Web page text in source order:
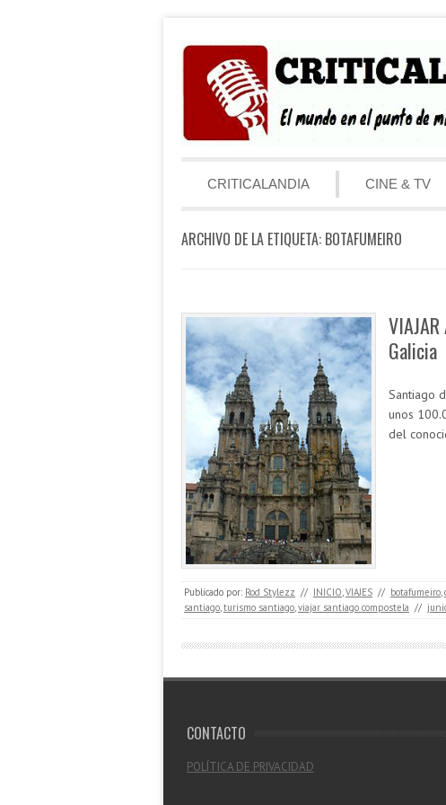
Menú
CRITICALANDIA
CINE & TV
ARCHIVO DE LA ETIQUETA: BOTAFUMEIRO
Galicia
Santiago
unos
del
Publicado por: Rod Stylezz // INICIO,VIAJES // botafumeiro,
santiago,turismo santiago,viajar santiago compostela //
CONTACTO
POLÍTICA DE PRIVACIDAD